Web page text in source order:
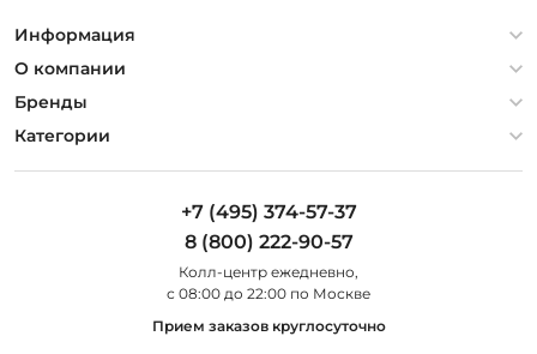
Информация
Политика конфиденциальности
Гарантия
Оплата и доставка
О компании
О компании
Контакты
Бренды
Artelamp
Категории
Люстры
Уличные светильники
+7 (495) 374-57-37
8 (800) 222-90-57
Колл-центр eжедневно,
с 08:00 до 22:00 по Москве
Прием заказов круглосуточно